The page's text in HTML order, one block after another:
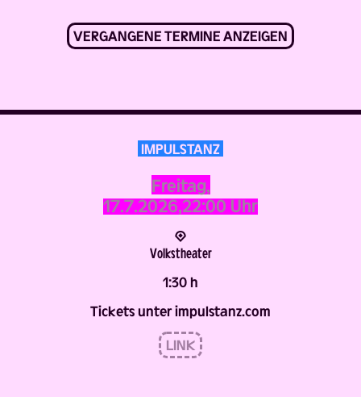
VERGANGENE TERMINE ANZEIGEN
IMPULSTANZ
Freitag,
17.7.2026,22:00 Uhr
1:30 h
Volks­theater
Tickets unter impulstanz.com
LINK